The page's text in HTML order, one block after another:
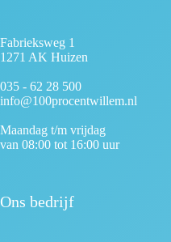
Fabrieksweg 1
1271 AK Huizen
035 - 62 28 500
info@100procentwillem.nl
Maandag t/m vrijdag
van 08:00 tot 16:00 uur
Ons bedrijf